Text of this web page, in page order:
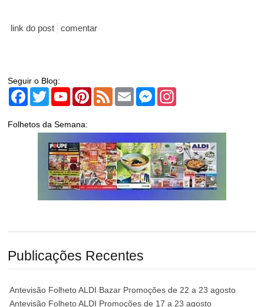
link do post comentar
Seguir o Blog:
Facebook
TwitterYouTubePinterest
Feed Email Messenger
Folhetos da Semana:
Publicações Recentes
Antevisão Folheto ALDI Bazar Promoções de 22 a 23 agosto
Antevisão Folheto ALDI Promoções de 17 a 23 agosto